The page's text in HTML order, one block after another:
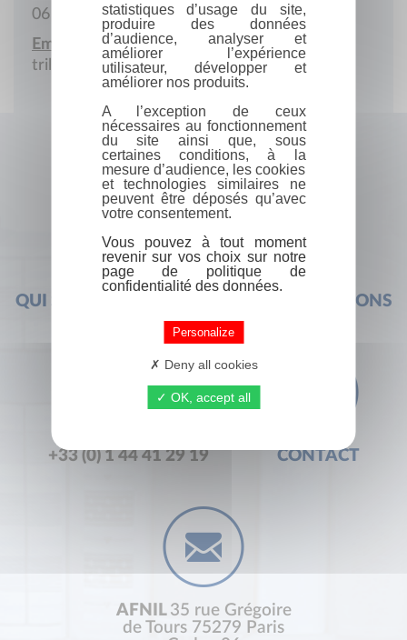
06 62 02 86 92
Email :
trililivres@gmail.com
QUI SOMMES-NOUS ? FOIRE AUX QUESTIONS
+33 (0) 1 44 41 29 19 CONTACT
AFNIL 35 rue Grégoire
de Tours 75279 Paris
statistiques d’usage du site,
produire des données
d’audience, analyser et
améliorer l’expérience
utilisateur, développer et
améliorer nos produits.
A l’exception de ceux
nécessaires au fonctionnement
du site ainsi que, sous
certaines conditions, à la
mesure d’audience, les cookies
et technologies similaires ne
peuvent être déposés qu’avec
votre consentement.
Vous pouvez à tout moment
revenir sur vos choix sur notre
page de politique de
confidentialité des données.
Personalize
Deny all cookies
OK, accept all